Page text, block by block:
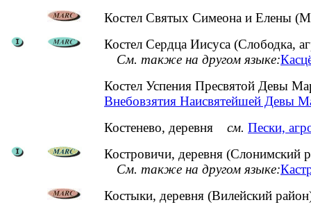
Костел Святых Симеона и Елены
Костел Сердца Иисуса (Слободка,
См. также на другом языке:
Костел Успения Пресвятой Девы
Внебовзятия Наисвятейшей Девы
Костенево, деревня см. Пески,
Костровичи, деревня (Слонимский
См. также на другом языке:
Костыки, деревня (Вилейский